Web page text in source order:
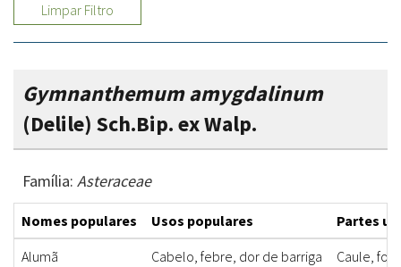
Limpar Filtro
Gymnanthemum amygdalinum
(Delile) Sch.Bip. ex Walp.
Família: Asteraceae
Nomes populares Usos populares
Partes
Alumã
Cabelo, febre, dor de barriga Caule,